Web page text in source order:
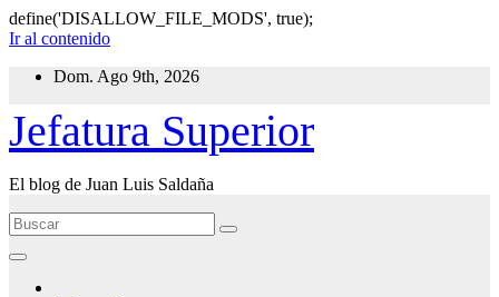
define('DISALLOW_FILE_MODS', true);
Ir al contenido
Dom. Ago 9th, 2026
Jefatura Superior
El blog de Juan Luis Saldaña